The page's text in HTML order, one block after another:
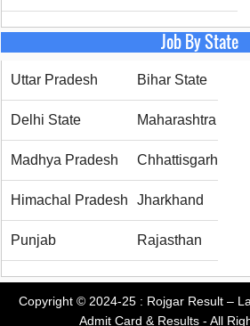
Job By State
Uttar Pradesh Bihar State
Delhi State Maharashtra
Madhya Pradesh Chhattisgarh
Himachal Pradesh Jharkhand
Punjab Rajasthan
Copyright © 2024-25 : Rojgar Result –
Admit Card & Results- All